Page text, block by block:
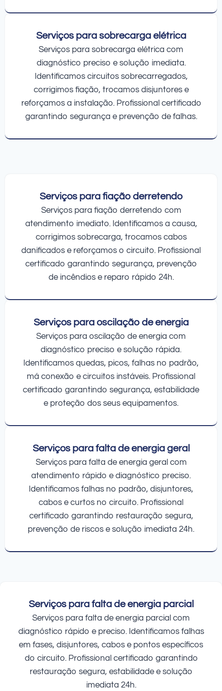
Serviços para sobrecarga elétrica
Serviços para sobrecarga elétrica com
diagnóstico preciso e solução imediata.
Identificamos circuitos sobrecarregados,
corrigimos fiação, trocamos disjuntores e
reforçamos a instalação. Profissional certificado
garantindo segurança e prevenção de falhas.
Serviços para fiação derretendo
Serviços para fiação derretendo com
atendimento imediato. Identificamos a causa,
corrigimos sobrecarga, trocamos cabos
danificados e reforçamos o circuito. Profissional
certificado garantindo segurança, prevenção
de incêndios e reparo rápido 24h.
Serviços para oscilação de energia
Serviços para oscilação de energia com
diagnóstico preciso e solução rápida.
Identificamos quedas, picos, falhas no padrão,
má conexão e circuitos instáveis. Profissional
certificado garantindo segurança, estabilidade
e proteção dos seus equipamentos.
Serviços para falta de energia geral
Serviços para falta de energia geral com
atendimento rápido e diagnóstico preciso.
Identificamos falhas no padrão, disjuntores,
cabos e curtos no circuito. Profissional
certificado garantindo restauração segura,
prevenção de riscos e solução imediata 24h.
Serviços para falta de energia parcial
Serviços para falta de energia parcial com
diagnóstico rápido e preciso. Identificamos falhas
em fases, disjuntores, cabos e pontos específicos
do circuito. Profissional certificado garantindo
restauração segura, estabilidade e solução
imediata 24h.